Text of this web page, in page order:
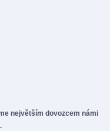
největším dovozcem námi